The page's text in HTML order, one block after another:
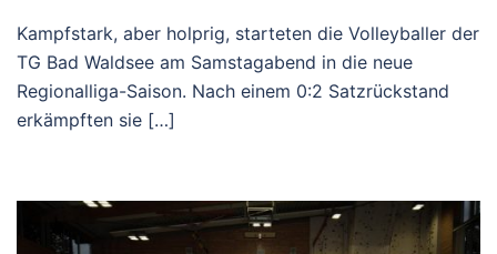
Kampfstark, aber holprig, starteten die Volleyballer der
TG Bad Waldsee am Samstagabend in die neue
Regionalliga-Saison. Nach einem 0:2 Satzrückstand
erkämpften sie […]